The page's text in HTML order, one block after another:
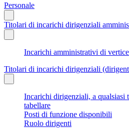
Personale
Titolari di incarichi dirigenziali
Incarichi amministrativi di
Titolari di incarichi dirigenziali
Incarichi dirigenziali, a
tabellare
Posti di funzione disponibili
Ruolo dirigenti